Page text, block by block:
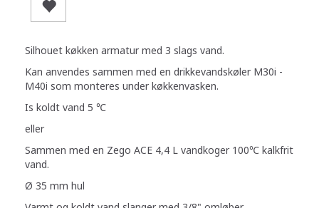
Silhouet køkken armatur med 3 slags vand.
Kan anvendes sammen med en drikkevandskøler M30i -
M40i som monteres under køkkenvasken.
Is koldt vand 5 ℃
eller
Sammen med en Zego ACE 4,4 L vandkoger 100℃ kalkfrit
vand.
Ø 35 mm hul